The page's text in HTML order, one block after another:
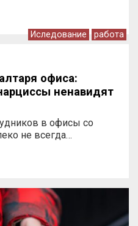
Иследование работа
офиса:
ненавидят
в офисы со
не всегда…